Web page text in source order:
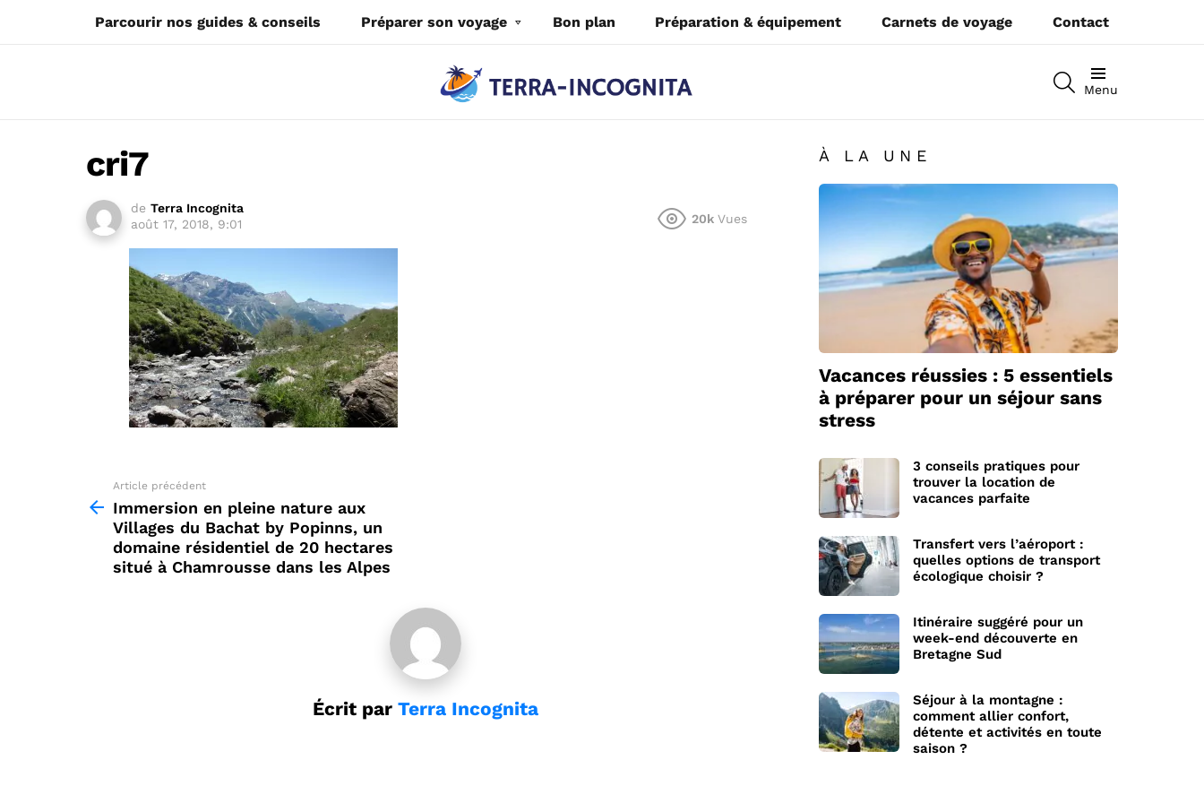
Parcourir nos guides & conseils Préparer son voyage Bon plan Préparation & équipement Carnets de voyage Contact
RECHERCHEZ
Menu
cri7
de Terra Incognita
août 17, 2018, 9:01
20k Vues
more
Article précédent
Immersion en pleine nature aux
Villages du Bachat by Popinns, un
domaine résidentiel de 20 hectares
situé à Chamrousse dans les Alpes
Écrit par Terra Incognita
À LA UNE
Vacances réussies : 5 essentiels
à préparer pour un séjour sans
stress
3 conseils pratiques pour
trouver la location de
vacances parfaite
Transfert vers l’aéroport :
quelles options de transport
écologique choisir ?
Itinéraire suggéré pour un
week-end découverte en
Bretagne Sud
Séjour à la montagne :
comment allier confort,
détente et activités en toute
saison ?